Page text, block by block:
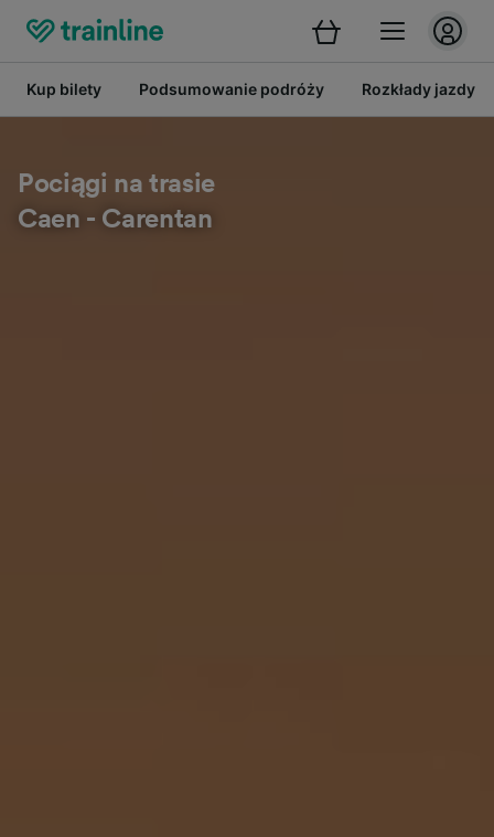
Kup bilety Podsumowanie podróży Rozkłady jazdy
Pociągi na trasie
Caen - Carentan